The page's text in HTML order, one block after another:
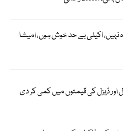
نہیں، اکیلی بے حد خوش ہوں، امیشا
اور ڈیزل کی قیمتوں میں کمی کر دی